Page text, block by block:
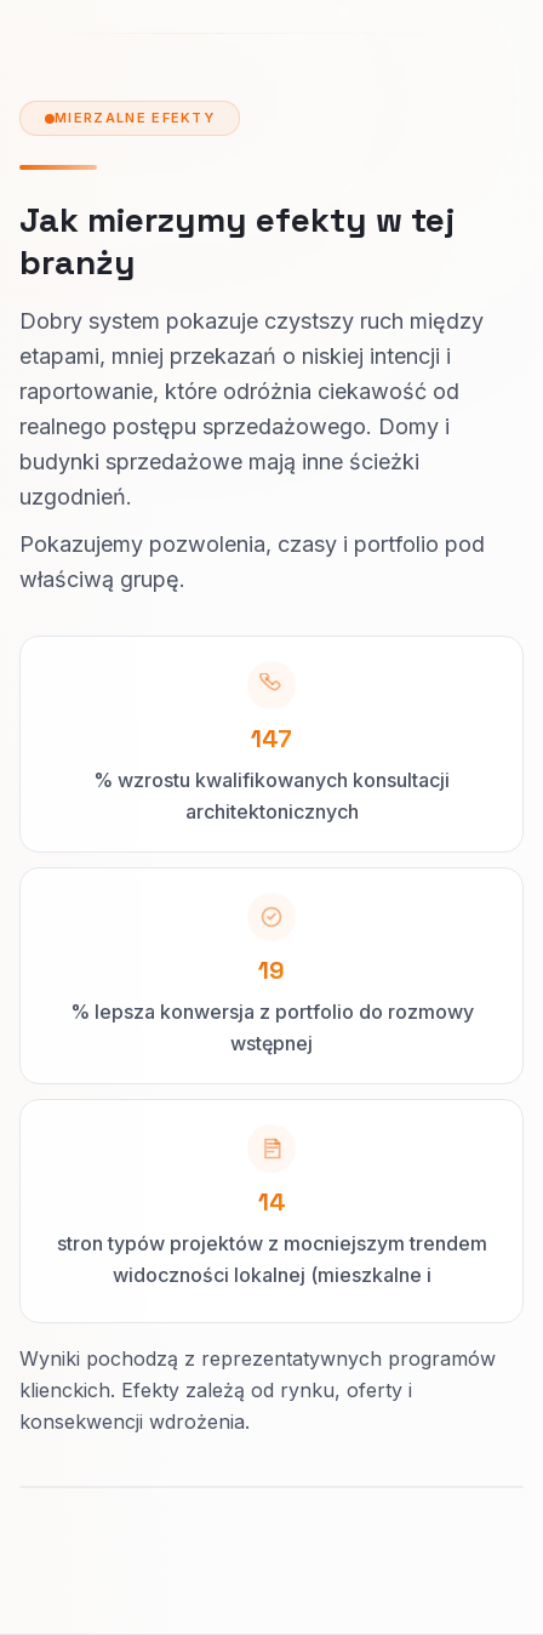
MIERZALNE EFEKTY
Jak mierzymy efekty w tej
branży
Dobry system pokazuje czystszy ruch między
etapami, mniej przekazań o niskiej intencji i
raportowanie, które odróżnia ciekawość od
realnego postępu sprzedażowego. Domy i
budynki sprzedażowe mają inne ścieżki
uzgodnień.
Pokazujemy pozwolenia, czasy i portfolio pod
właściwą grupę.
147
% wzrostu kwalifikowanych konsultacji
architektonicznych
19
% lepsza konwersja z portfolio do rozmowy
wstępnej
14
stron typów projektów z mocniejszym trendem
widoczności lokalnej (mieszkalne i
Wyniki pochodzą z reprezentatywnych programów
klienckich. Efekty zależą od rynku, oferty i
konsekwencji wdrożenia.